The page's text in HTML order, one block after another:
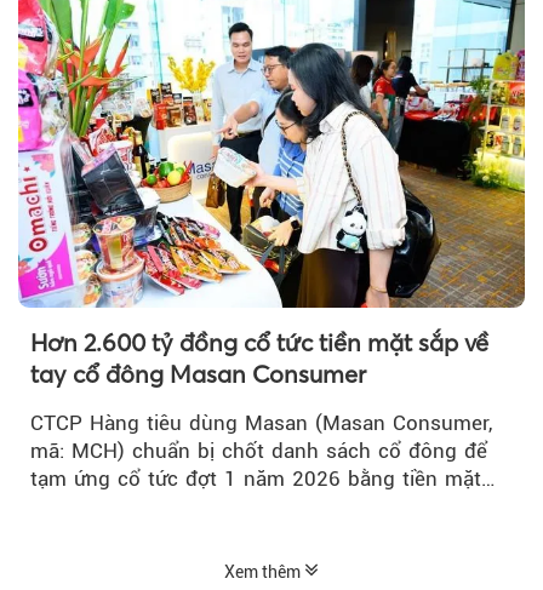
Hơn 2.600 tỷ đồng cổ tức tiền mặt sắp về
tay cổ đông Masan Consumer
CTCP Hàng tiêu dùng Masan (Masan Consumer,
mã: MCH) chuẩn bị chốt danh sách cổ đông để
tạm ứng cổ tức đợt 1 năm 2026 bằng tiền mặt
Xem thêm